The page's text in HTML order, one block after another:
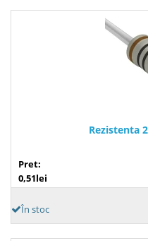
Rezistenta
Pret:
0,51lei
În stoc